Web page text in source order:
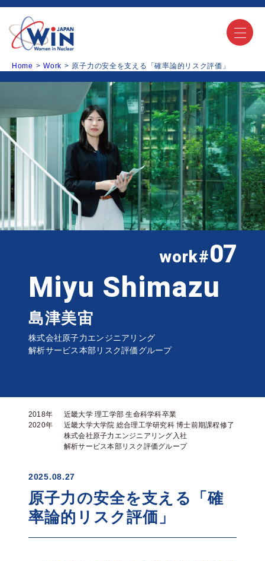
Home Work 原子力の安全を支える「確率論的リスク評価」
work#07
Miyu Shimazu
島津美宙
株式会社原子力エンジニアリング
解析サービス本部リスク評価グループ
2018年
近畿大学 理工学部 生命科学科卒業
2020年
近畿大学大学院 総合理工学研究科 博士前期課程修了
株式会社原子力エンジニアリング入社
解析サービス本部リスク評価グループ
2025.08.27
原子力の安全を支える「確
率論的リスク評価」